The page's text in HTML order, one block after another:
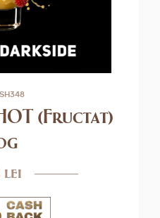
(Fructat)
lei